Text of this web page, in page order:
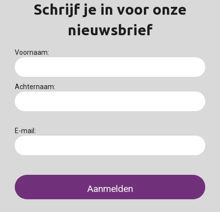
Schrijf je in voor onze
nieuwsbrief
Voornaam:
Achternaam:
E-mail: